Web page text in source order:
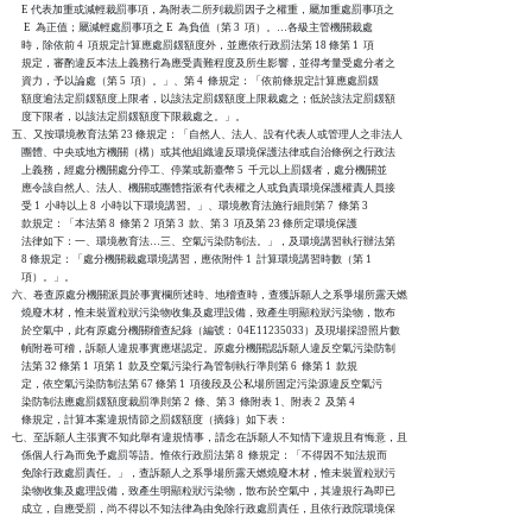
    E 代表加重或減輕裁罰事項，為附表二所列裁罰因子之權重，屬加重處罰事項之
     E  為正值；屬減輕處罰事項之 E  為負值（第 3  項）。…各級主管機關裁處
    時，除依前 4  項規定計算應處罰鍰額度外，並應依行政罰法第 18 條第 1  項
    規定，審酌違反本法上義務行為應受責難程度及所生影響，並得考量受處分者之
    資力，予以論處（第 5  項）。」、第 4  條規定：「依前條規定計算應處罰鍰
    額度逾法定罰鍰額度上限者，以該法定罰鍰額度上限裁處之；低於該法定罰鍰額
    度下限者，以該法定罰鍰額度下限裁處之。」。
五、又按環境教育法第 23 條規定：「自然人、法人、設有代表人或管理人之非法人
    團體、中央或地方機關（構）或其他組織違反環境保護法律或自治條例之行政法
    上義務，經處分機關處分停工、停業或新臺幣 5  千元以上罰鍰者，處分機關並
    應令該自然人、法人、機關或團體指派有代表權之人或負責環境保護權責人員接
    受 1  小時以上 8  小時以下環境講習。」、環境教育法施行細則第 7  條第 3
    款規定：「本法第 8  條第 2  項第 3  款、第 3  項及第 23 條所定環境保護
    法律如下：一、環境教育法…三、空氣污染防制法。」，及環境講習執行辦法第
    8 條規定：「處分機關裁處環境講習，應依附件 1  計算環境講習時數（第 1
    項）。」。
六、卷查原處分機關派員於事實欄所述時、地稽查時，查獲訴願人之系爭場所露天燃
    燒廢木材，惟未裝置粒狀污染物收集及處理設備，致產生明顯粒狀污染物，散布
    於空氣中，此有原處分機關稽查紀錄（編號： 04E11235033）及現場採證照片數
    幀附卷可稽，訴願人違規事實應堪認定。原處分機關認訴願人違反空氣污染防制
    法第 32 條第 1  項第 1  款及空氣污染行為管制執行準則第 6  條第 1  款規
    定，依空氣污染防制法第 67 條第 1  項後段及公私場所固定污染源違反空氣污
    染防制法應處罰鍰額度裁罰準則第 2  條、第 3  條附表 1、附表 2  及第 4
    條規定，計算本案違規情節之罰鍰額度（摘錄）如下表：
七、至訴願人主張實不知此舉有違規情事，請念在訴願人不知情下違規且有悔意，且
    係個人行為而免予處罰等語。惟依行政罰法第 8  條規定：「不得因不知法規而
    免除行政處罰責任。」，查訴願人之系爭場所露天燃燒廢木材，惟未裝置粒狀污
    染物收集及處理設備，致產生明顯粒狀污染物，散布於空氣中，其違規行為即已
    成立，自應受罰，尚不得以不知法律為由免除行政處罰責任，且依行政院環境保